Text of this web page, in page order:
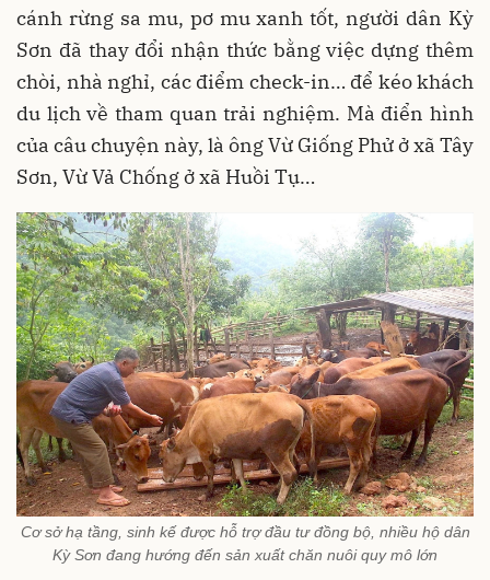
cánh rừng sa mu, pơ mu xanh tốt, người dân Kỳ
Sơn đã thay đổi nhận thức bằng việc dựng thêm
chòi, nhà nghỉ, các điểm check-in… để kéo khách
du lịch về tham quan trải nghiệm. Mà điển hình
của câu chuyện này, là ông Vừ Giống Phử ở xã Tây
Sơn, Vừ Vả Chống ở xã Huồi Tụ…
Cơ sở hạ tầng, sinh kế được hỗ trợ đầu tư đồng bộ, nhiều hộ dân
Kỳ Sơn đang hướng đến sản xuất chăn nuôi quy mô lớn